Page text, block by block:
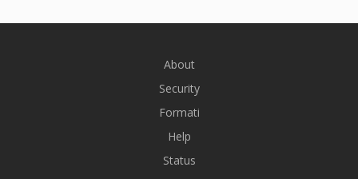
About
Security
Formati
Help
Status